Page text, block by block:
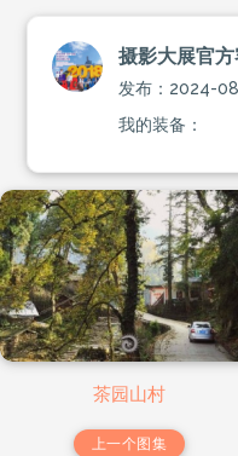
摄影大展官方
发布：2024-
我的装备：
茶园山村
上一个图集